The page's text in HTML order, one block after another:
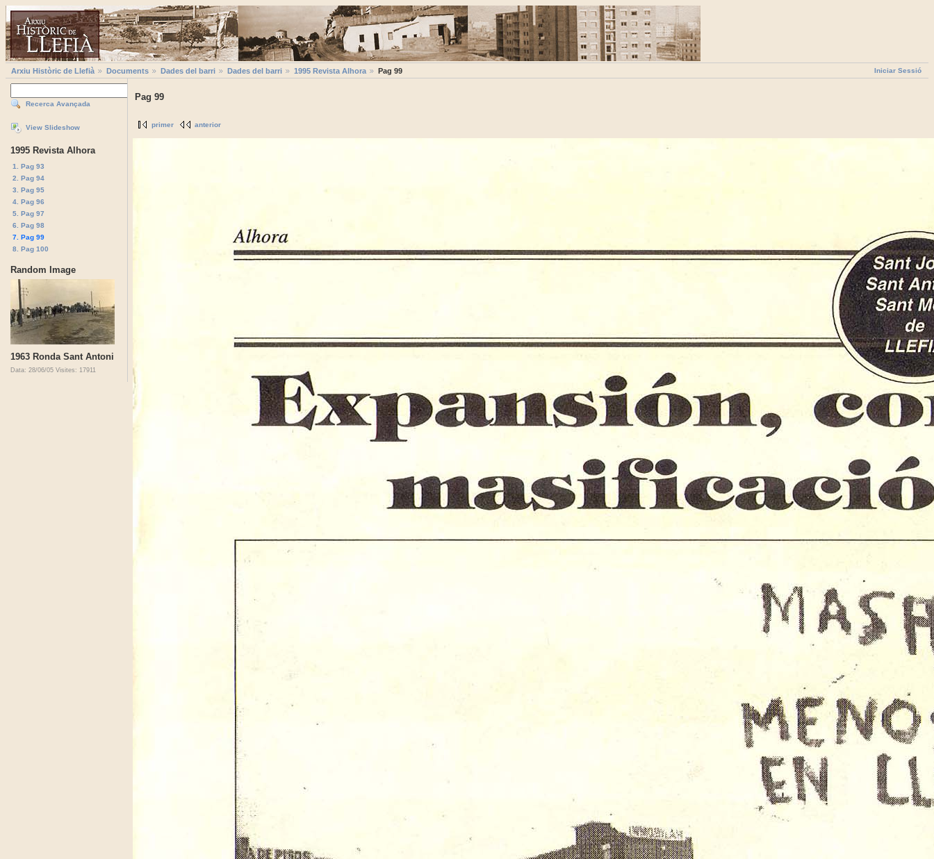
Iniciar Sessió
Arxiu Històric de Llefià Documents Dades del barri Dades del barri 1995 Revista Alhora Pag 99
Recerca Avançada
View Slideshow
1995 Revista Alhora
1. Pag 93
2. Pag 94
3. Pag 95
4. Pag 96
5. Pag 97
6. Pag 98
7. Pag 99
8. Pag 100
Random Image
1963 Ronda Sant Antoni
Data: 28/06/05 Visites: 17911
Pag 99
primer anterior